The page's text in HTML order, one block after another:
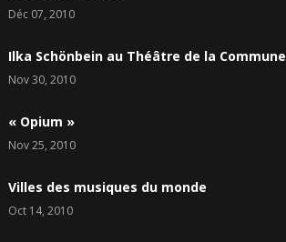
Déc 07, 2010
Ilka Schönbein au Théâtre de la Commune
Nov 30, 2010
« Opium »
Nov 25, 2010
Villes des musiques du monde
Oct 14, 2010